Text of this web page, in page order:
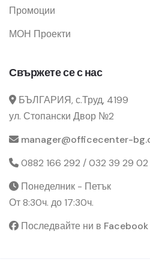
Промоции
МОН Проекти
Свържете се с нас
БЪЛГАРИЯ, с.Труд, 4199
ул. Стопански Двор №2
manager@officecenter-
0882 166 292 / 032 39 29 02
Понеделник - Петък
От 8:30ч. до 17:30ч.
Последвайте ни в Facebook